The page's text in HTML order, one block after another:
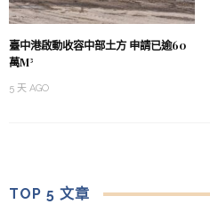
臺中港啟動收容中部土方 申請已逾60
萬M³
5 天 AGO
TOP 5 文章